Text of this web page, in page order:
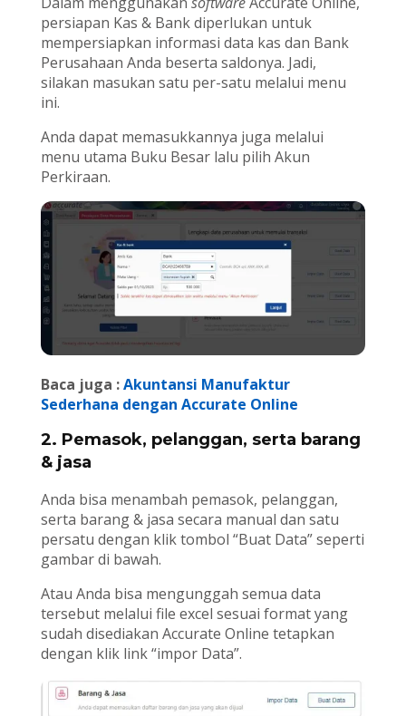
persiapan Kas & Bank diperlukan untuk
mempersiapkan informasi data kas dan Bank
Perusahaan Anda beserta saldonya. Jadi,
silakan masukan satu per-satu melalui menu
ini.
Anda dapat memasukkannya juga melalui
menu utama Buku Besar lalu pilih Akun
Perkiraan.
Baca juga :Akuntansi Manufaktur
Sederhana dengan Accurate Online
2. Pemasok, pelanggan, serta barang
& jasa
Anda bisa menambah pemasok, pelanggan,
serta barang & jasa secara manual dan satu
persatu dengan klik tombol “Buat Data” seperti
gambar di bawah.
Atau Anda bisa mengunggah semua data
tersebut melalui file excel sesuai format yang
sudah disediakan Accurate Online tetapkan
dengan klik link “impor Data”.